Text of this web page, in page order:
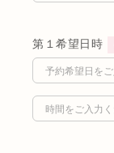
第１希望日時